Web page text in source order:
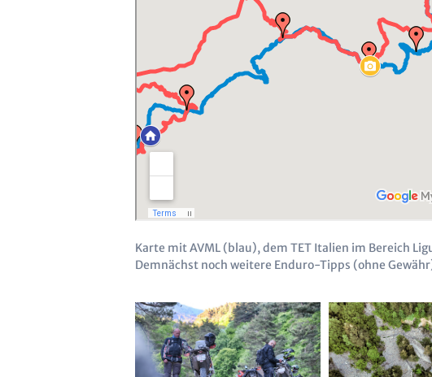
Karte mit AVML (blau), dem TET Italien im Bereich
Demnächst noch weitere Enduro-Tipps (ohne